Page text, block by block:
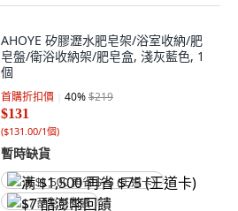
AHOYE 矽膠瀝水肥皂架/浴室收納/肥
皂盤/衛浴收納架/肥皂盒, 淺灰藍色, 1
個
首購折扣價 40%$219
$131
($131.00/1個)
暫時缺貨
满 $1,500 再省 $75 (王道卡)
$7 酷澎幣回饋